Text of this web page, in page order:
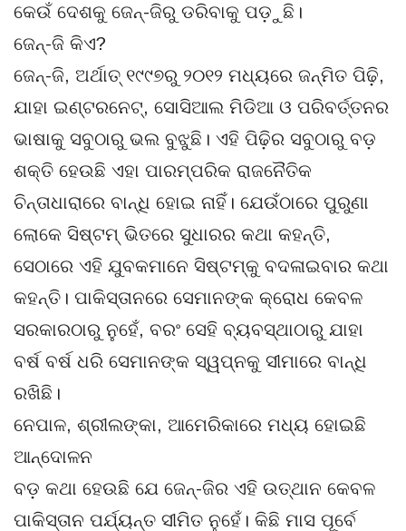
କେଉଁ ଦେଶକୁ ଜେନ୍-ଜିରୁ ଡରିବାକୁ ପଡ଼ୁଛି।
ଜେନ୍-ଜି କିଏ?
ଜେନ୍-ଜି, ଅର୍ଥାତ୍ ୧୯୯୭ରୁ ୨୦୧୨ ମଧ୍ୟରେ ଜନ୍ମିତ ପିଢ଼ି,
ଯାହା ଇଣ୍ଟରନେଟ୍, ସୋସିଆଲ ମିଡିଆ ଓ ପରିବର୍ତ୍ତନର
ଭାଷାକୁ ସବୁଠାରୁ ଭଲ ବୁଝୁଛି। ଏହି ପିଢ଼ିର ସବୁଠାରୁ ବଡ଼
ଶକ୍ତି ହେଉଛି ଏହା ପାରମ୍ପରିକ ରାଜନୈତିକ
ଚିନ୍ତାଧାରାରେ ବାନ୍ଧି ହୋଇ ନାହିଁ। ଯେଉଁଠାରେ ପୁରୁଣା
ଲୋକେ ସିଷ୍ଟମ୍ ଭିତରେ ସୁଧାରର କଥା କହନ୍ତି,
ସେଠାରେ ଏହି ଯୁବକମାନେ ସିଷ୍ଟମ୍‌କୁ ବଦଳାଇବାର କଥା
କହନ୍ତି। ପାକିସ୍ତାନରେ ସେମାନଙ୍କ କ୍ରୋଧ କେବଳ
ସରକାରଠାରୁ ନୁହେଁ, ବରଂ ସେହି ବ୍ୟବସ୍ଥାଠାରୁ ଯାହା
ବର୍ଷ ବର୍ଷ ଧରି ସେମାନଙ୍କ ସ୍ୱପ୍ନକୁ ସୀମାରେ ବାନ୍ଧି
ରଖିଛି।
ନେପାଳ, ଶ୍ରୀଲଙ୍କା, ଆମେରିକାରେ ମଧ୍ୟ ହୋଇଛି
ଆନ୍ଦୋଳନ
ବଡ଼ କଥା ହେଉଛି ଯେ ଜେନ୍-ଜିର ଏହି ଉତ୍ଥାନ କେବଳ
ପାକିସ୍ତାନ ପର୍ଯ୍ୟନ୍ତ ସୀମିତ ନୁହେଁ। କିଛି ମାସ ପୂର୍ବେ